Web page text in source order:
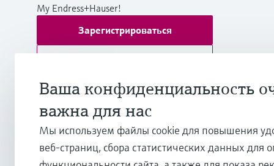
My Endress+Hauser!
Зарегистрироваться
Дополнительная информация
ТОО "Эндресс+Хаузер (Казахстан)"
Казахстан
+7 727 356 0515
Ваша конфиденциальность
важна для нас
Мы используем файлы cookie для повышения
веб-страниц, сбора статистических данных для